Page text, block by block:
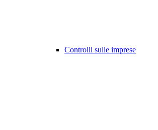
Controlli sulle imprese